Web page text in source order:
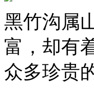
黑竹沟属
富，却有
众多珍贵